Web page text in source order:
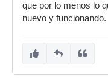
que por lo menos lo
nuevo y funcionando.